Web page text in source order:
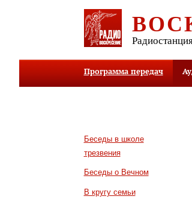
Программа передач
Беседы в школе
трезвения
Беседы о Вечном
В кругу семьи